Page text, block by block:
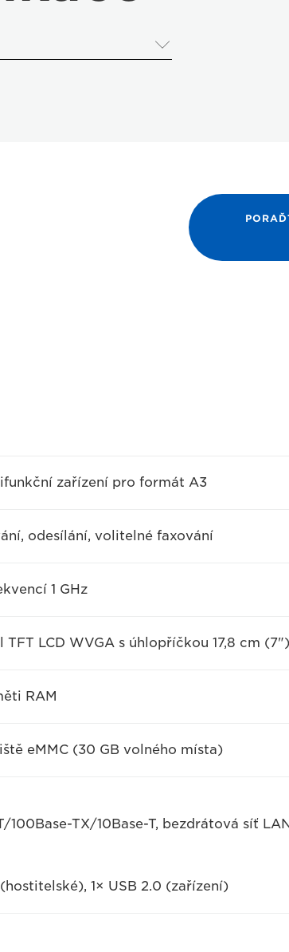
zařízení pro formát A3
odesílání, volitelné faxování
1 GHz
LCD WVGA s úhlopříčkou 17,8 cm (7")
RAM
eMMC (30 GB volného místa)
100Base-TX/10Base-T, bezdrátová síť
1× USB 2.0 (zařízení)